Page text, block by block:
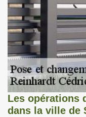
Les opérations
dans la ville de